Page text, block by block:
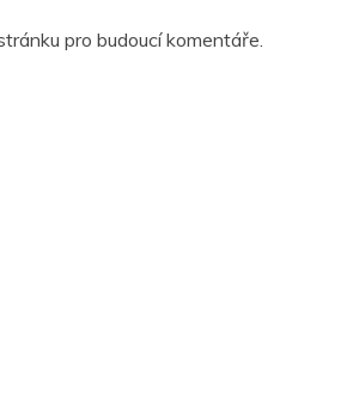
pro budoucí komentáře.